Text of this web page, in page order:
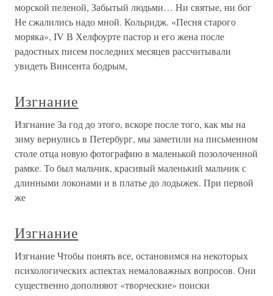
морской пеленой, Забытый людьми… Ни святые, ни бог
Не сжалились надо мной. Кольридж. «Песня старого
моряка», IV В Хелфоурте пастор и его жена после
радостных писем последних месяцев рассчитывали
увидеть Винсента бодрым,
Изгнание
Изгнание За год до этого, вскоре после того, как мы на
зиму вернулись в Петербург, мы заметили на письменном
столе отца новую фотографию в маленькой позолоченной
рамке. То был мальчик, красивый маленький мальчик с
длинными локонами и в платье до лодыжек. При первой
же
Изгнание
Изгнание Чтобы понять все, остановимся на некоторых
психологических аспектах немаловажных вопросов. Они
существенно дополняют «творческие» поиски